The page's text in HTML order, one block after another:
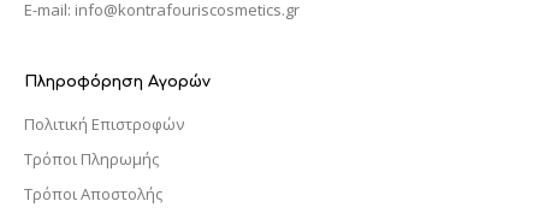
E-mail: info@kontrafouriscosmetics.gr
Πληροφόρηση Αγορών
Πολιτική Επιστροφών
Τρόποι Πληρωμής
Τρόποι Αποστολής